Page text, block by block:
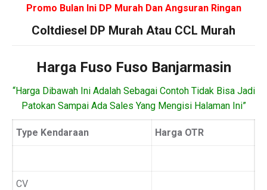
Promo Bulan Ini DP Murah Dan Angsuran Ringan
Coltdiesel DP Murah Atau CCL Murah
Harga Fuso Fuso Banjarmasin
“Harga Dibawah Ini Adalah Sebagai Contoh Tidak Bisa Jadi
Patokan Sampai Ada Sales Yang Mengisi Halaman Ini”
Type Kendaraan Harga OTR
CV